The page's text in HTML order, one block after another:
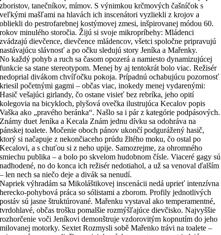
zboristov, tanečníkov, mímov. S výnimkou krčmových čašníčok s
veľkými mašľami na hlavách ich inscenátori vyzliekli z krojov a
obliekli do pestrofarebnej kostýmovej zmesi, inšpirovanej módou 60.
rokov minulého storočia. Žijú si svoje mikropríbehy: Mládenci
zvádzajú dievčence, dievčence mládencov, všetci spoločne pripravujú
nastávajúcu slávnosť a po očku sledujú story Jeníka a Mařenky.
No každý pohyb a ruch sa časom opozerá a namiesto dynamizujúcej
funkcie sa stane stereotypom. Menej by aj tentokrát bolo viac. Režisér
nedoprial divákom chvíľočku pokoja. Prípadnú ochabujúcu pozornosť
kriesil početnými gagmi – občas viac, inokedy menej vydarenými:
Hasič vešajúci girlandy, čo ostane visieť bez rebríka, jeho opití
kolegovia na bicykloch, plyšová ovečka ilustrujúca Kecalov popis
Vaška ako „pravého beránka“. Našlo sa i pár z kategórie podpásových.
Známy duet Jeníka a Kecala Znám jednu dívku sa odohráva na
pánskej toalete. Močenie oboch pánov ukončí podgurážený hasič,
ktorý si načapuje z nekončiaceho prúdu žltého moku, čo ostal po
Kecalovi, a s chuťou si z neho upije. Samozrejme, za ohromného
smiechu publika – a bolo po skvelom hudobnom čísle. Viaceré gagy sú
nadhodené, no do konca ich režisér nedotiahol, a už sa venoval ďalším
– len nech sa niečo deje a divák sa nenudí.
Napriek výhradám sa Mikoláštikovej inscenácii nedá uprieť intenzívna
herecko-pohybová práca so sólistami a zborom. Profily jednotlivých
postáv sú jasne štruktúrované. Mařenku vystaval ako temperamentné,
tvrdohlavé, občas trošku pomalšie rozmýšľajúce dievčisko. Najvyššie
rozhorčenie voči Jeníkovi demonštruje vzdorovitým kopnutím do jeho
milovanej motorky. Sextet Rozmysli sobě Mařenko trávi na toalete –